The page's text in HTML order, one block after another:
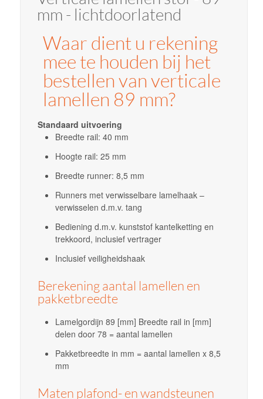
mm - lichtdoorlatend
Waar dient u rekening
mee te houden bij het
bestellen van verticale
lamellen 89 mm?
Standaard uitvoering
Breedte rail: 40 mm
Hoogte rail: 25 mm
Breedte runner: 8,5 mm
Runners met verwisselbare lamelhaak –
verwisselen d.m.v. tang
Bediening d.m.v. kunststof kantelketting en
trekkoord, inclusief vertrager
Inclusief veiligheidshaak
Berekening aantal lamellen en
pakketbreedte
Lamelgordijn 89 [mm] Breedte rail in [mm]
delen door 78 = aantal lamellen
Pakketbreedte in mm = aantal lamellen x 8,5
mm
Maten plafond- en wandsteunen